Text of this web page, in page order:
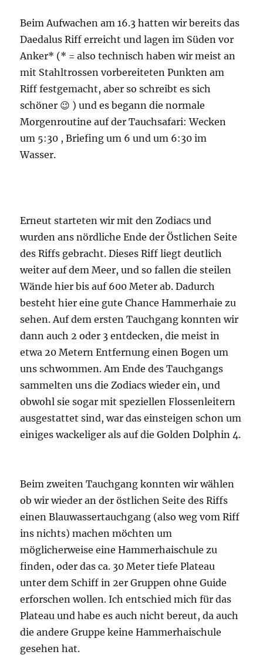
Beim Aufwachen am 16.3 hatten wir bereits das
Daedalus Riff erreicht und lagen im Süden vor
Anker* (* = also technisch haben wir meist an
mit Stahltrossen vorbereiteten Punkten am
Riff festgemacht, aber so schreibt es sich
schöner 😉 ) und es begann die normale
Morgenroutine auf der Tauchsafari: Wecken
um 5:30 , Briefing um 6 und um 6:30 im
Wasser.
Erneut starteten wir mit den Zodiacs und
wurden ans nördliche Ende der Östlichen Seite
des Riffs gebracht. Dieses Riff liegt deutlich
weiter auf dem Meer, und so fallen die steilen
Wände hier bis auf 600 Meter ab. Dadurch
besteht hier eine gute Chance Hammerhaie zu
sehen. Auf dem ersten Tauchgang konnten wir
dann auch 2 oder 3 entdecken, die meist in
etwa 20 Metern Entfernung einen Bogen um
uns schwommen. Am Ende des Tauchgangs
sammelten uns die Zodiacs wieder ein, und
obwohl sie sogar mit speziellen Flossenleitern
ausgestattet sind, war das einsteigen schon um
einiges wackeliger als auf die Golden Dolphin 4.
Beim zweiten Tauchgang konnten wir wählen
ob wir wieder an der östlichen Seite des Riffs
einen Blauwassertauchgang (also weg vom Riff
ins nichts) machen möchten um
möglicherweise eine Hammerhaischule zu
finden, oder das ca. 30 Meter tiefe Plateau
unter dem Schiff in 2er Gruppen ohne Guide
erforschen wollen. Ich entschied mich für das
Plateau und habe es auch nicht bereut, da auch
die andere Gruppe keine Hammerhaischule
gesehen hat.